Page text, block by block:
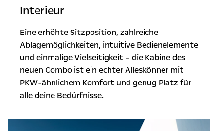
Interieur
Eine erhöhte Sitzposition, zahlreiche
Ablagemöglichkeiten, intuitive Bedienelemente
und einmalige Vielseitigkeit – die Kabine des
neuen Combo ist ein echter Alleskönner mit
PKW-ähnlichem Komfort und genug Platz für
alle deine Bedürfnisse.